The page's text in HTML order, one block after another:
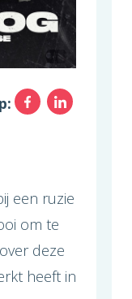
een ruzie
om te
deze
heeft in